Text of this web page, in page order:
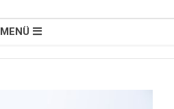
MENÜ